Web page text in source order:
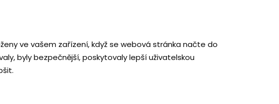
ve vašem zařízení, když se webová stránka načte do
byly bezpečnější, poskytovaly lepší uživatelskou